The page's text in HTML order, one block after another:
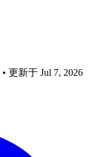
• 更新于 Jul 7, 2026